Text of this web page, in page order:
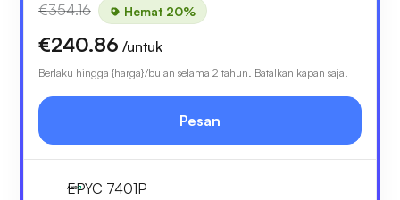
€354.16 Hemat 20%
€240.86 /untuk
Berlaku hingga {harga}/bulan selama 2 tahun. Batalkan kapan saja.
Pesan
EPYC 7401P